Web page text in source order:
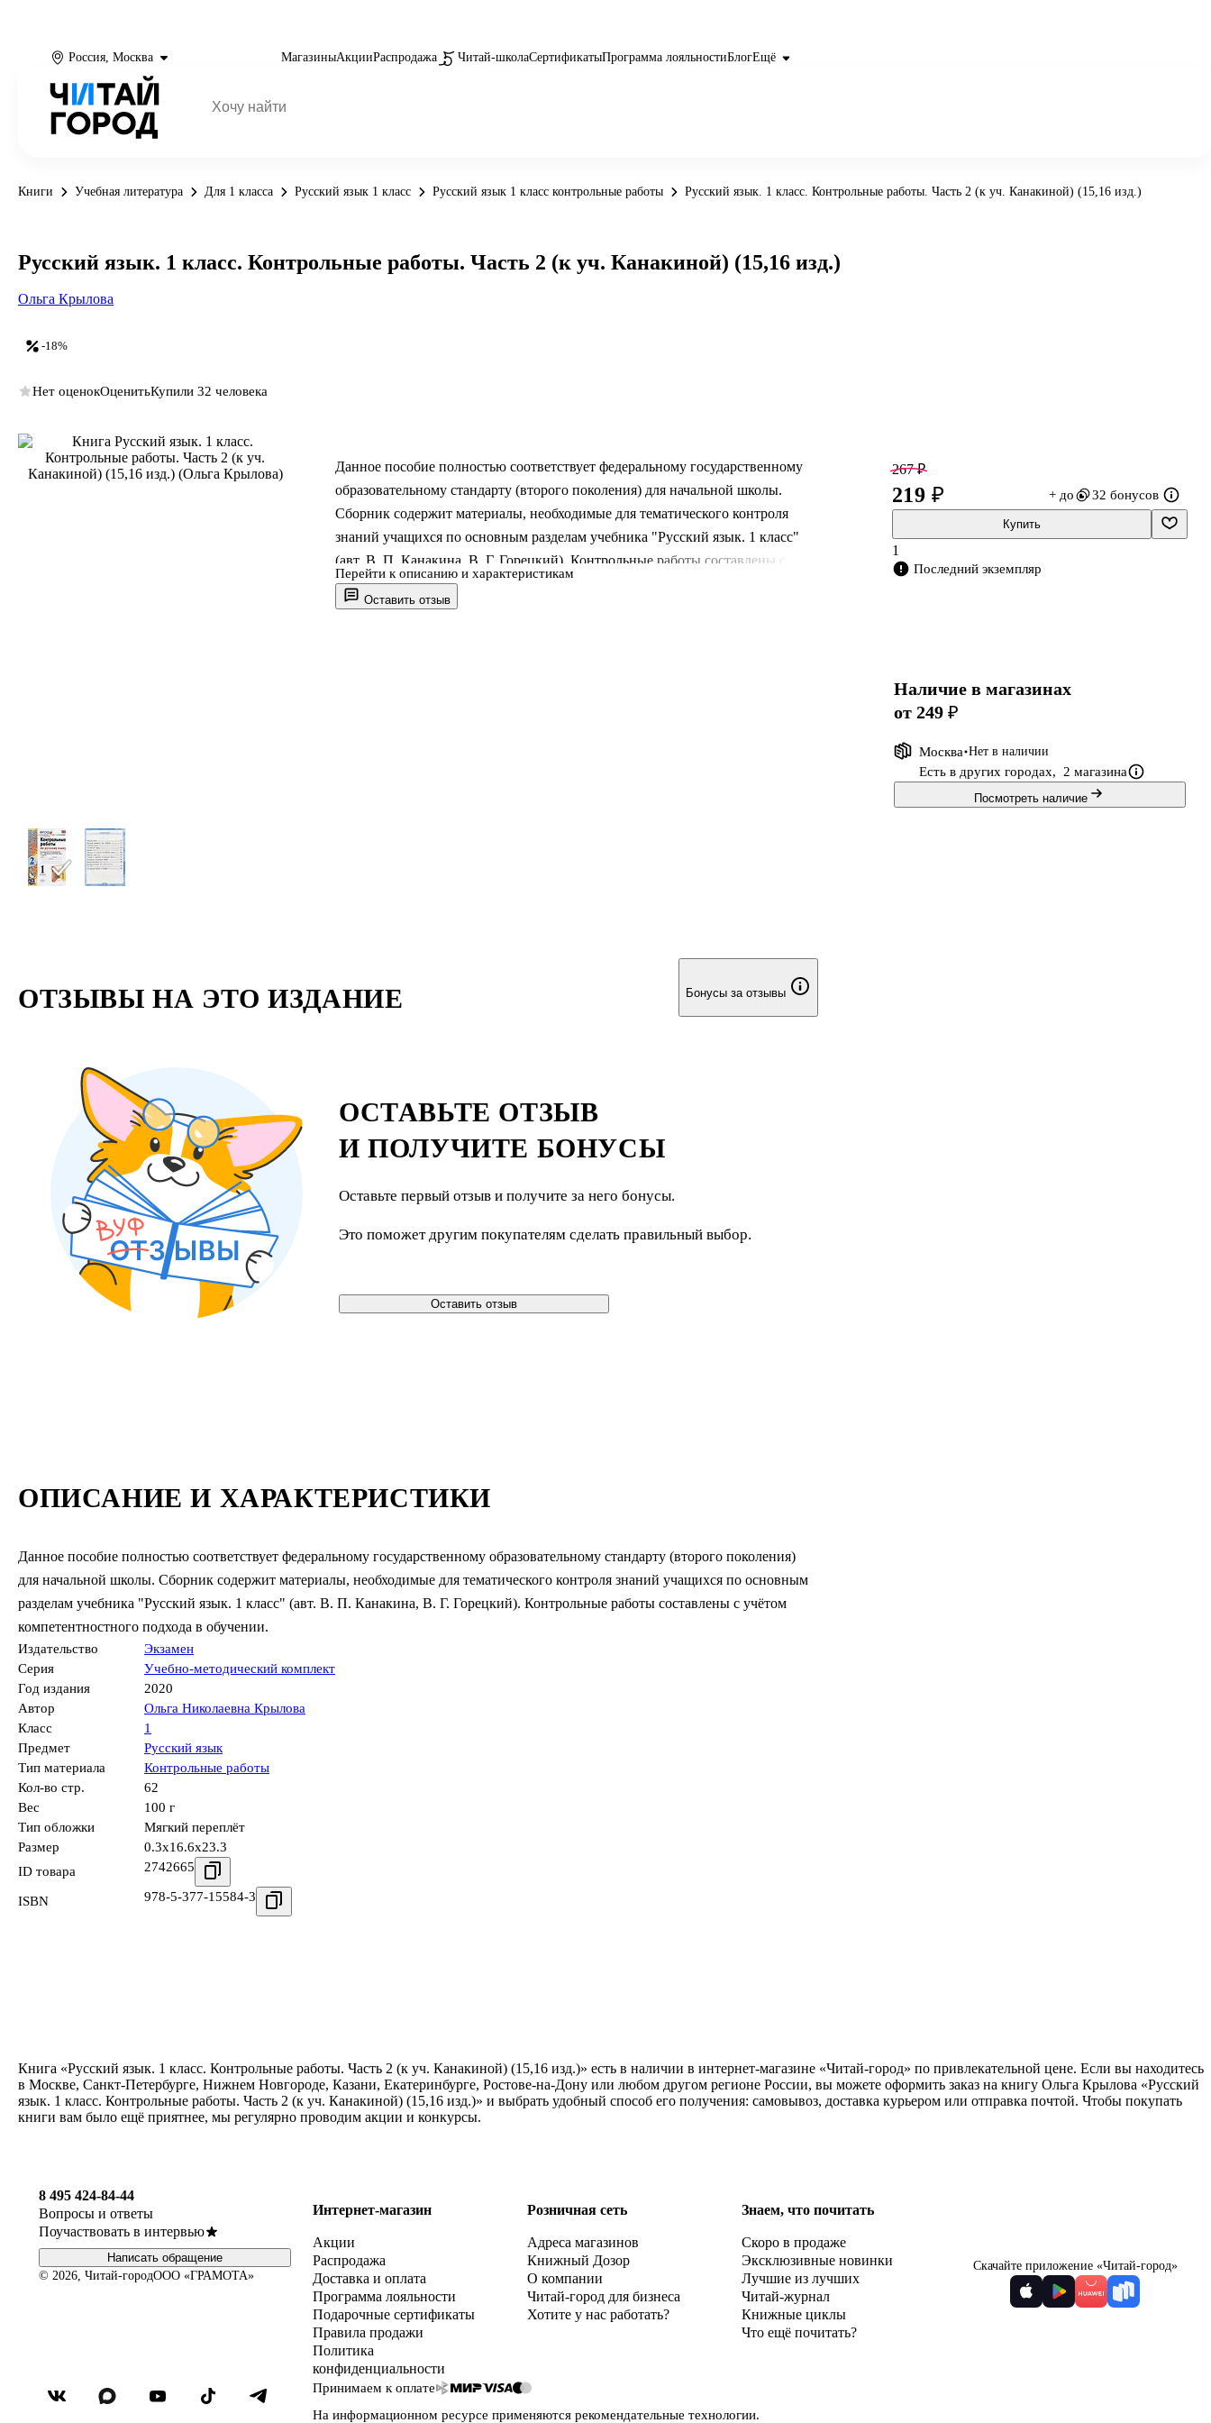
Россия, Москва МагазиныАкцииРаспродажа Читай-школаСертификатыПрограмма лояльностиБлогЕщё
Книги Учебная литература Для 1 класса Русский язык 1 класс Русский язык 1 класс контрольные работы Русский язык. 1 класс. Контрольные работы. Часть 2 (к уч. Канакиной) (15,16 изд.)
Оставить отзыв
Данное пособие полностью соответствует федеральному государственному
образовательному стандарту (второго поколения) для начальной школы.
Сборник содержит материалы, необходимые для тематического контроля
знаний учащихся по основным разделам учебника "Русский язык. 1 класс"
(авт. В. П. Канакина, В. Г. Горецкий). Контрольные работы составлены с
учётом компетентностного подхода в обучении.
Перейти к описанию и характеристикам
-18%
Русский язык. 1 класс. Контрольные работы. Часть 2 (к уч. Канакиной) (15,16 изд.)
Ольга Крылова
Нет оценокОценитьКупили 32 человека
267 ₽
219 ₽ + до 32 бонусов
Купить
1
Последний экземпляр
Наличие в магазинах
от 249 ₽
Москва Нет в наличии
Есть в других городах, 2 магазина
Посмотреть наличие
ОПИСАНИЕ И ХАРАКТЕРИСТИКИ
Данное пособие полностью соответствует федеральному государственному образовательному стандарту (второго поколения)
для начальной школы. Сборник содержит материалы, необходимые для тематического контроля знаний учащихся по основным
разделам учебника "Русский язык. 1 класс" (авт. В. П. Канакина, В. Г. Горецкий). Контрольные работы составлены с учётом
компетентностного подхода в обучении.
Издательство
Экзамен
Серия
Учебно-методический комплект
Год издания
2020
Автор
Ольга Николаевна Крылова
Класс
1
Предмет
Русский язык
Тип материала
Контрольные работы
Кол-во стр.
62
Вес
100 г
Тип обложки
Мягкий переплёт
Размер
0.3x16.6x23.3
ID товара
2742665
ISBN 978-5-377-15584-3
ОТЗЫВЫ НА ЭТО ИЗДАНИЕ Бонусы за отзывы
ОСТАВЬТЕ ОТЗЫВ
И ПОЛУЧИТЕ БОНУСЫ
Оставьте первый отзыв и получите за него бонусы.
Это поможет другим покупателям сделать правильный выбор.
Оставить отзыв
Книга «Русский язык. 1 класс. Контрольные работы. Часть 2 (к уч. Канакиной) (15,16 изд.)» есть в наличии в интернет-магазине «Читай-город» по привлекательной цене. Если вы находитесь
в Москве, Санкт-Петербурге, Нижнем Новгороде, Казани, Екатеринбурге, Ростове-на-Дону или любом другом регионе России, вы можете оформить заказ на книгу Ольга Крылова «Русский
язык. 1 класс. Контрольные работы. Часть 2 (к уч. Канакиной) (15,16 изд.)» и выбрать удобный способ его получения: самовывоз, доставка курьером или отправка почтой. Чтобы покупать
книги вам было ещё приятнее, мы регулярно проводим акции и конкурсы.
8 495 424-84-44
Вопросы и ответы
Поучаствовать в интервью
Написать обращение
© 2026, Читай-городООО «ГРАМОТА»
Интернет-магазин
Акции
Распродажа
Доставка и оплата
Программа лояльности
Подарочные сертификаты
Правила продажи
Политика
конфиденциальности
Розничная сеть
Адреса магазинов
Книжный Дозор
О компании
Читай-город для бизнеса
Хотите у нас работать?
Знаем, что почитать
Скоро в продаже
Эксклюзивные новинки
Лучшие из лучших
Читай-журнал
Книжные циклы
Что ещё почитать?
Принимаем к оплате
На информационном ресурсе применяются рекомендательные технологии.
Скачайте приложение «Читай-город»